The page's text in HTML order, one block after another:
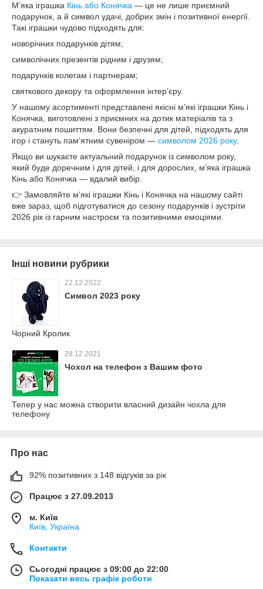
М’яка іграшка Кінь або Конячка — це не лише приємний
подарунок, а й символ удачі, добрих змін і позитивної енергії.
Такі іграшки чудово підходять для:
новорічних подарунків дітям;
символічних презентів рідним і друзям;
подарунків колегам і партнерам;
святкового декору та оформлення інтер’єру.
У нашому асортименті представлені якісні м’які іграшки Кінь і
Конячка, виготовлені з приємних на дотик матеріалів та з
акуратним пошиттям. Вони безпечні для дітей, підходять для
ігор і стануть пам’ятним сувеніром — символом 2026 року.
Якщо ви шукаєте актуальний подарунок із символом року,
який буде доречним і для дітей, і для дорослих, м’яка іграшка
Кінь або Конячка — вдалий вибір.
👉 Замовляйте м’які іграшки Кінь і Конячка на нашому сайті
вже зараз, щоб підготуватися до сезону подарунків і зустріти
2026 рік із гарним настроєм та позитивними емоціями.
Інші новини рубрики
22.12.2022
Символ 2023 року
Чорний Кролик
28.12.2021
Чохол на телефон з Вашим фото
Тепер у нас можна створити власний дизайн чохла для
телефону
Про нас
92% позитивних з 148 відгуків за рік
Працює з 27.09.2013
м. Київ
Київ, Україна
Контакти
Сьогодні працює з 09:00 до 22:00
Показати весь графік роботи